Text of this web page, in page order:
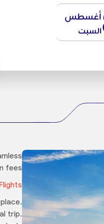
أغسطس
السبت
fees.
trip.